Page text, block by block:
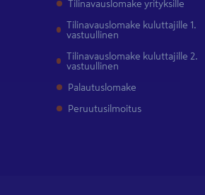
Tilinavauslomake yrityksille
Tilinavauslomake kuluttajille 1.
vastuullinen
Tilinavauslomake kuluttajille 2.
vastuullinen
Palautuslomake
Peruutusilmoitus